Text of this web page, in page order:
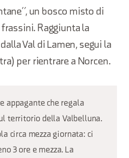
un bosco misto di
Raggiunta la
Val di Lamen, segui la
per rientrare a Norcen.
appagante che regala
territorio della Valbelluna.
circa mezza giornata: ci
3 ore e mezza. La